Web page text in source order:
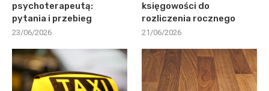
psychoterapeutą:
pytania i przebieg
23/06/2026
księgowości do
rozliczenia rocznego
21/06/2026